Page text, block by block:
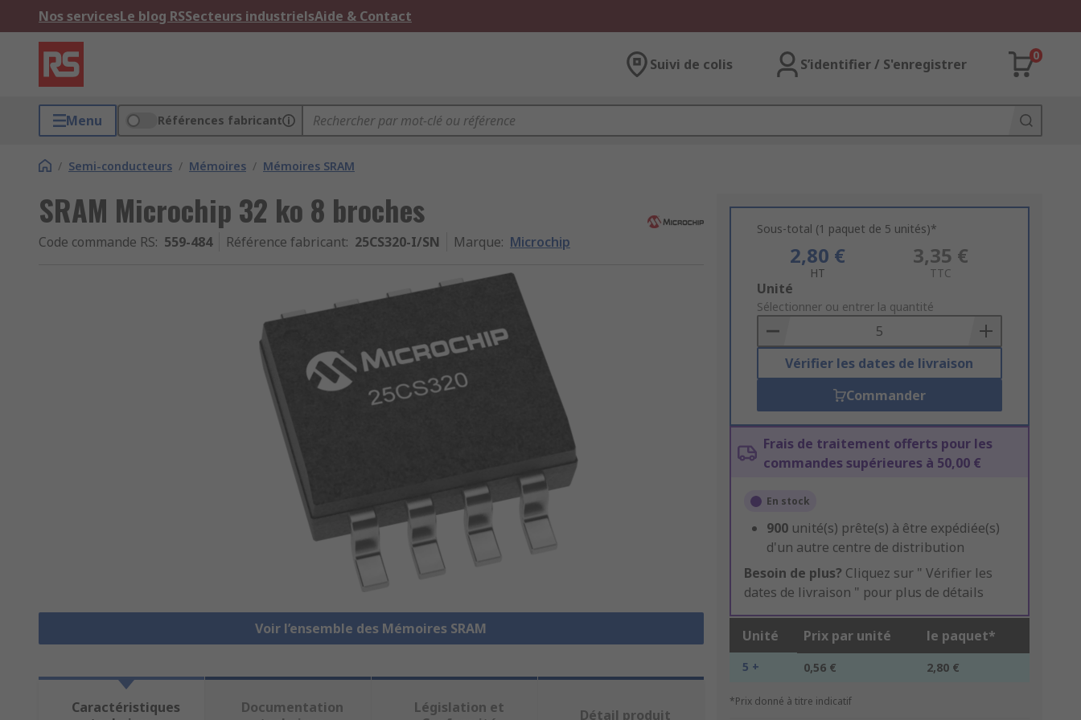
Nos servicesLe blog RSSecteurs industrielsAide & Contact
Suivi de colis S’identifier / S'enregistrer
0
Menu Références fabricant
/ Semi-conducteurs / Mémoires / Mémoires SRAM
SRAM Microchip 32 ko 8 broches
Code commande RS: 559-484 Référence fabricant: 25CS320-I/SN Marque: Microchip
Voir l’ensemble des Mémoires SRAM
Sous-total (1 paquet de 5 unités)*
2,80 €
HT
3,35 €
TTC
Add
to
Basket
Unité
Sélectionner ou entrer la quantité
Vérifier les dates de livraison
Commander
Frais de traitement offerts pour les
commandes supérieures à 50,00 €
En stock
900 unité(s) prête(s) à être expédiée(s)
d'un autre centre de distribution
Besoin de plus? Cliquez sur " Vérifier les
dates de livraison " pour plus de détails
Unité Prix par unité le paquet*
5 + 0,56 € 2,80 €
*Prix donné à titre indicatif
Caractéristiques
Documentation
Législation et
Détail produit